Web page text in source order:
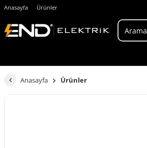
Anasayfa Ürünler
Anasayfa Ürünler